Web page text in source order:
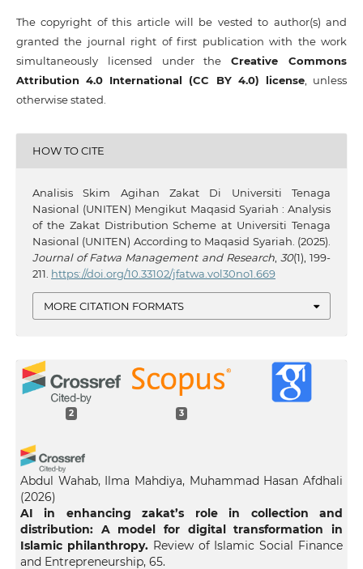
The copyright of this article will be vested to author(s) and
granted the journal right of first publication with the work
simultaneously licensed under theCreative Commons
Attribution 4.0 International (CC BY 4.0) license, unless
otherwise stated.
HOW TO CITE
Analisis Skim Agihan Zakat Di Universiti Tenaga
Nasional (UNITEN) Mengikut Maqasid Syariah : Analysis
of the Zakat Distribution Scheme at Universiti Tenaga
Nasional (UNITEN) According to Maqasid Syariah. (2025).
Journal of Fatwa Management and Research, 30(1), 199-
211. https://doi.org/10.33102/jfatwa.vol30no1.669
MORE CITATION FORMATS
2 3
Abdul Wahab, Ilma Mahdiya, Muhammad Hasan Afdhali
(2026)
AI in enhancing zakat’s role in collection and
distribution: A model for digital transformation in
Islamic philanthropy. Review of Islamic Social Finance
and Entrepreneurship, 65.